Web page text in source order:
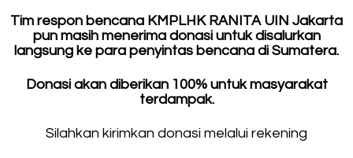
Tamiang
Tim respon bencana KMPLHK RANITA UIN Jakarta
pun masih menerima donasi untuk disalurkan
langsung ke para penyintas bencana di Sumatera.
Donasi akan diberikan 100% untuk masyarakat
terdampak.
Silahkan kirimkan donasi melalui rekening